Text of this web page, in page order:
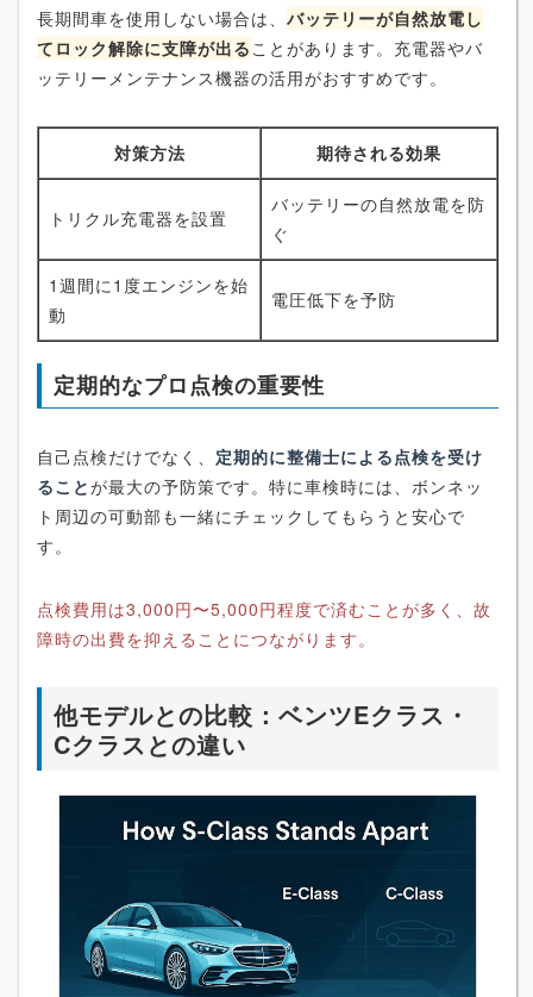
長期間車を使用しない場合は、 バッテリーが自然放電し
てロック解除に支障が出ることがあります。充電器やバ
ッテリーメンテナンス機器の活用がおすすめです。
対策方法 期待される効果
トリクル充電器を設置
バッテリーの自然放電を防
ぐ
1週間に1度エンジンを始
動
電圧低下を予防
定期的なプロ点検の重要性
自己点検だけでなく、 定期的に整備士による点検を受け
ることが最大の予防策です。特に車検時には、ボンネッ
ト周辺の可動部も一緒にチェックしてもらうと安心で
す。
点検費用は3,000円〜5,000円程度で済むことが多く、故
障時の出費を抑えることにつながります。
他モデルとの比較：ベンツEクラス・
Cクラスとの違い